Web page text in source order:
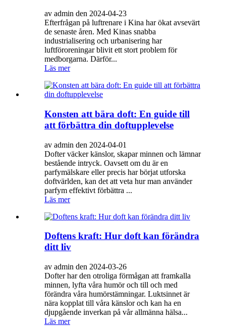
av admin den 2024-04-23
Efterfrågan på luftrenare i Kina har ökat avsevärt
de senaste åren. Med Kinas snabba
industrialisering och urbanisering har
luftföroreningar blivit ett stort problem för
medborgarna. Därför...
Läs mer
Konsten att bära doft: En guide till
att förbättra din doftupplevelse
av admin den 2024-04-01
Dofter väcker känslor, skapar minnen och lämnar
bestående intryck. Oavsett om du är en
parfymälskare eller precis har börjat utforska
doftvärlden, kan det att veta hur man använder
parfym effektivt förbättra ...
Läs mer
Doftens kraft: Hur doft kan förändra
ditt liv
av admin den 2024-03-26
Dofter har den otroliga förmågan att framkalla
minnen, lyfta våra humör och till och med
förändra våra humörstämningar. Luktsinnet är
nära kopplat till våra känslor och kan ha en
djupgående inverkan på vår allmänna hälsa...
Läs mer